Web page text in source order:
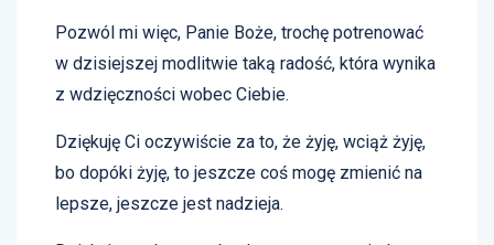
Pozwól mi więc, Panie Boże, trochę potrenować
w dzisiejszej modlitwie taką radość, która wynika
z wdzięczności wobec Ciebie.
Dziękuję Ci oczywiście za to, że żyję, wciąż żyję,
bo dopóki żyję, to jeszcze coś mogę zmienić na
lepsze, jeszcze jest nadzieja.